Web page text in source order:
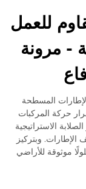
للعمل
- مرونة
المسطحة
حركة المركبات
الاستراتيجية
الإطارات. وبتركيز
موثوقة للأراضي